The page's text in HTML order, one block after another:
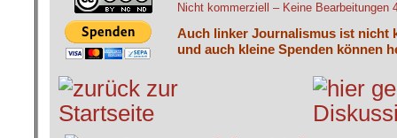
Nicht kommerziell – Keine Bearbeitungen
Auch linker Journalismus ist nicht
und auch kleine Spenden können